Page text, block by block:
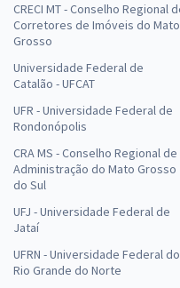
CRECI MT - Conselho Regional
Corretores de Imóveis do Mato
Grosso
Universidade Federal de
Catalão - UFCAT
UFR - Universidade Federal de
Rondonópolis
CRA MS - Conselho Regional de
Administração do Mato Grosso
do Sul
UFJ - Universidade Federal de
Jataí
UFRN - Universidade Federal do
Rio Grande do Norte